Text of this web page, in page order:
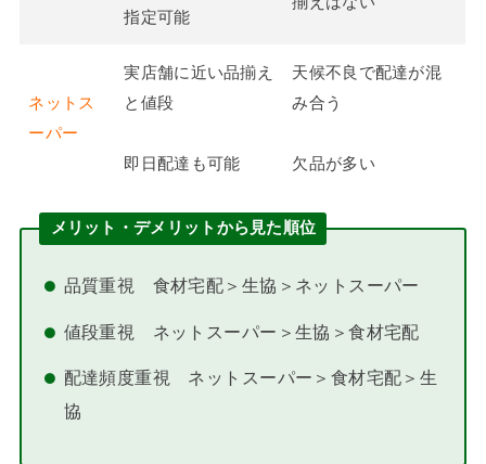
指定可能
ネットス
ーパー
実店舗に近い品揃え
と値段
即日配達も可能
天候不良で配達が混
み合う
欠品が多い
メリット・デメリットから見た順位
品質重視 食材宅配＞生協＞ネットスーパー
値段重視 ネットスーパー＞生協＞食材宅配
配達頻度重視 ネットスーパー＞食材宅配＞生
協